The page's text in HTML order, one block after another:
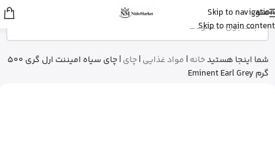
Skip to navigation
Skip to main content
منو
شما اینجا هستیدخانه| مواد غذایی|چای|
چای سیاه امیننت ارل گری 500
گرم Eminent Earl Grey
Fatemeh از تهران
ادو پرفیوم زنانه بورلی هیلز پولو کلاب رو
9 دقیقه پیش